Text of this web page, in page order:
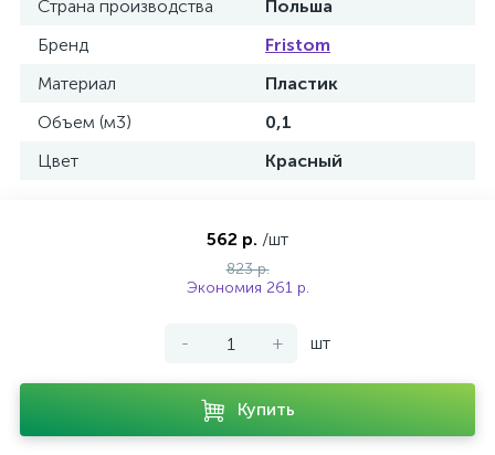
Страна производства
Польша
Бренд
Fristom
Материал
Пластик
Объем (м3)
0,1
Цвет
Красный
562 р. /шт
823 р.
Экономия 261 р.
- + шт
Купить